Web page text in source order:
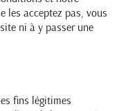
les acceptez pas, vous
ni à y passer une
fins légitimes